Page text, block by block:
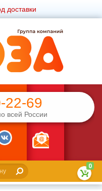
доставки
22-69
всей России
0